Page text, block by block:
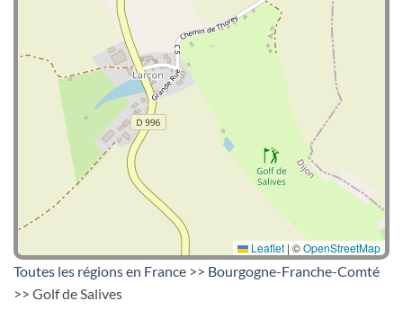
Leaflet | ©OpenStreetMap
Toutes les régions en France >> Bourgogne-Franche-Comté
>> Golf de Salives